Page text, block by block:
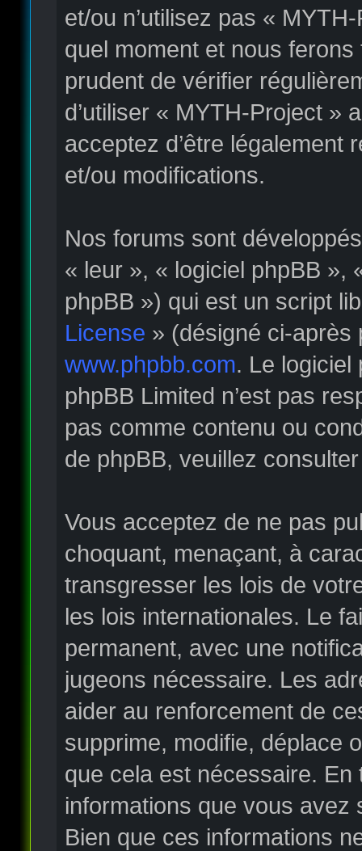
et/ou n’utilisez pas «
quel moment et nous
prudent de vérifier
d’utiliser « MYTH-Project »
acceptez d’être légalement
et/ou modifications.
Nos forums sont
« leur », « logiciel phpBB »,
phpBB ») qui est un script
License » (désigné ci-après
www.phpbb.com. Le logiciel
phpBB Limited n’est pas
pas comme contenu ou
de phpBB, veuillez
Vous acceptez de ne pas
choquant, menaçant, à
transgresser les lois de
les lois internationales. Le
permanent, avec une
jugeons nécessaire. Les
aider au renforcement de
supprime, modifie, déplace
que cela est nécessaire.
informations que vous
Bien que ces informations